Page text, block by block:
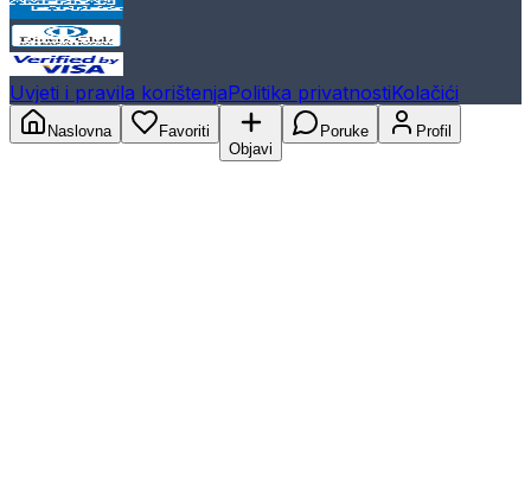
Uvjeti i pravila korištenjaPolitika privatnostiKolačići
Naslovna
Favoriti
Objavi
Poruke Profil